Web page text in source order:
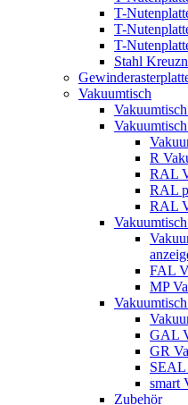
T-
T-
T-
Stahl
Vakuumtisch
R
RAL
RAL
RAL
FAL
MP
GAL
GR
SEAL
smart
Zubehör